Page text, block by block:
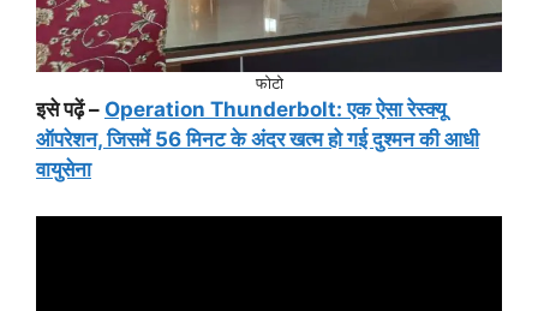
फोटो
इसे पढ़ें – Operation Thunderbolt: एक ऐसा रेस्क्यू
ऑपरेशन, जिसमें 56 मिनट के अंदर खत्म हो गई दुश्मन की आधी
वायुसेना